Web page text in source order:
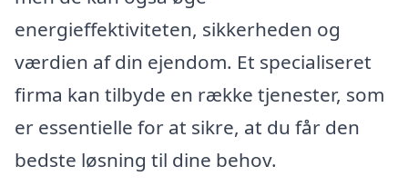
energieffektiviteten, sikkerheden og
værdien af din ejendom. Et specialiseret
firma kan tilbyde en række tjenester, som
er essentielle for at sikre, at du får den
bedste løsning til dine behov.